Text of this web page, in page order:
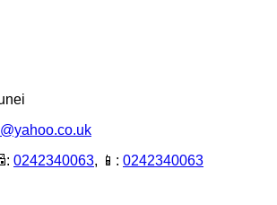
0242340063, 📱: 0242340063